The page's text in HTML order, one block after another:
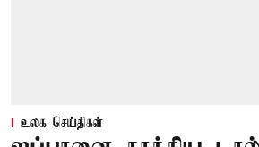
உலக செய்திகள்